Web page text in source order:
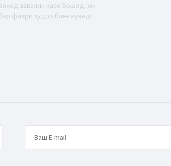
аввалин касе бошед, ки
фикри худро баён кунед!